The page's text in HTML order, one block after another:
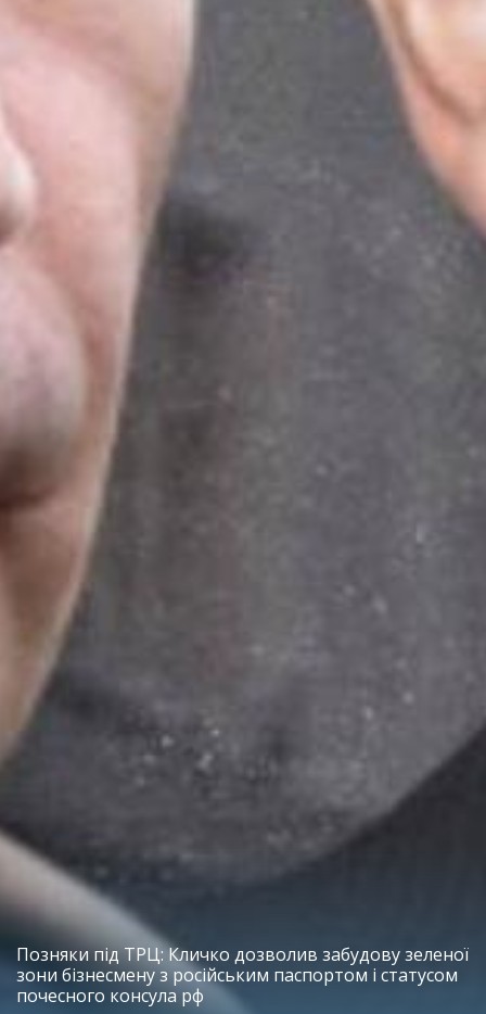
Позняки під ТРЦ: Кличко дозволив забудову зеленої
зони бізнесмену з російським паспортом і статусом
почесного консула рф